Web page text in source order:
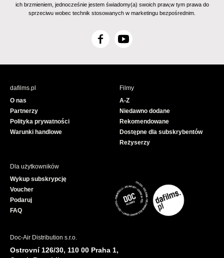
ich brzmieniem, jednocześnie jestem świadomy(a) swoich praw,w tym prawa do
sprzeciwu wobec technik stosowanych w marketingu bezpośrednim.
F
c
Y
u
e
dafilms.pl
O nas
Partnerzy
Polityka prywatności
Warunki handlowe
Filmy
A-Z
Niedawno dodane
Rekomendowane
Dostępne dla subskrybentów
Reżyserzy
Dla użytkowników
Wykup subskrypcję
Voucher
Podaruj
FAQ
Doc-Air Distribution s.r.o.
Ostrovní 126/30, 110 00 Praha 1,